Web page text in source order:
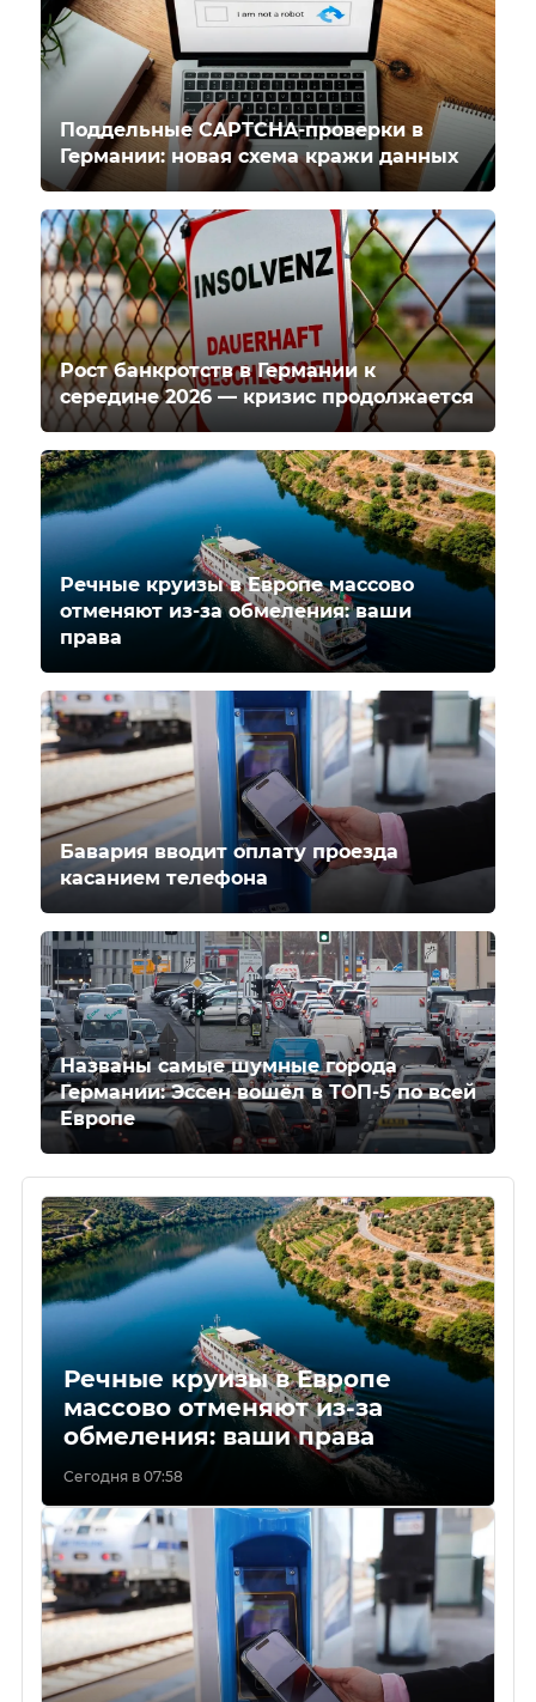
Поддельные CAPTCHA-проверки в
Германии: новая схема кражи данных
Рост банкротств в Германии к
середине 2026 — кризис продолжается
Речные круизы в Европе массово
отменяют из-за обмеления: ваши
права
Бавария вводит оплату проезда
касанием телефона
Названы самые шумные города
Германии: Эссен вошёл в ТОП-5 по всей
Европе
Речные круизы в Европе
массово отменяют из-за
обмеления: ваши права
Сегодня в 07:58